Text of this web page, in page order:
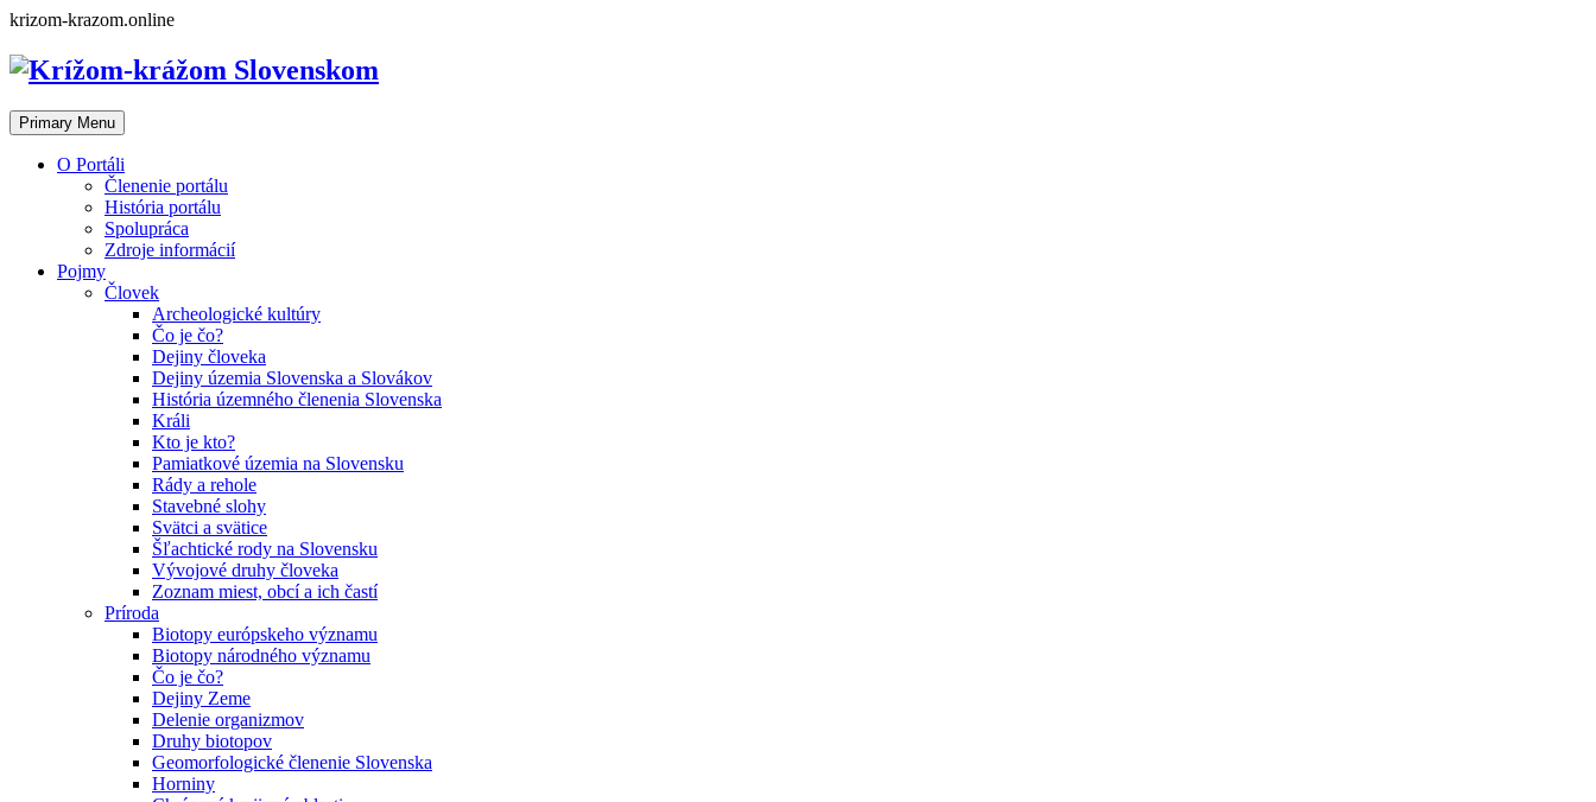
Skip
content
krizom-krazom.online
Primary Menu
O Portáli
Členenie portálu
História portálu
Spolupráca
Zdroje informácií
Pojmy
Človek
Archeologické kultúry
Čo je čo?
Dejiny človeka
Dejiny územia Slovenska a Slovákov
História územného členenia Slovenska
Králi
Kto je kto?
Pamiatkové územia na Slovensku
Rády a rehole
Stavebné slohy
Svätci a svätice
Šľachtické rody na Slovensku
Vývojové druhy človeka
Zoznam miest, obcí a ich častí
Príroda
Biotopy európskeho významu
Biotopy národného významu
Čo je čo?
Dejiny Zeme
Delenie organizmov
Druhy biotopov
Geomorfologické členenie Slovenska
Horniny